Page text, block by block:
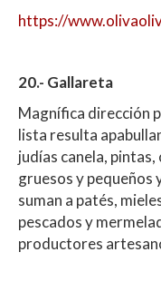
https://
20.- Gallareta
Magnífica dirección
lista resulta
judías canela,
gruesos y pequeños
suman a patés,
pescados y
productores